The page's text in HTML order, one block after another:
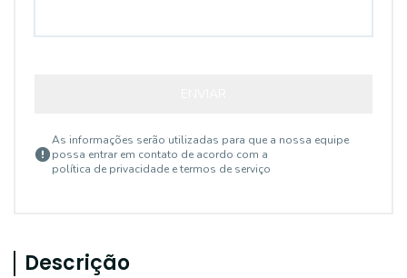
As informações serão utilizadas para que a nossa equipe
possa entrar em contato de acordo com a
política de privacidade e termos de serviço
Descrição